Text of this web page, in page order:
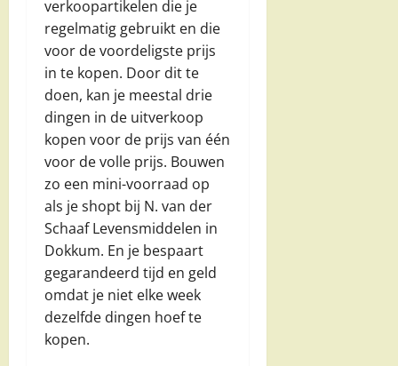
verkoopartikelen die je
regelmatig gebruikt en die
voor de voordeligste prijs
in te kopen. Door dit te
doen, kan je meestal drie
dingen in de uitverkoop
kopen voor de prijs van één
voor de volle prijs. Bouwen
zo een mini-voorraad op
als je shopt bij N. van der
Schaaf Levensmiddelen in
Dokkum. En je bespaart
gegarandeerd tijd en geld
omdat je niet elke week
dezelfde dingen hoef te
kopen.